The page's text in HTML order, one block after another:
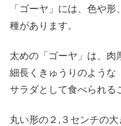
「ゴーヤ」には、色や
種があります。
太めの「ゴーヤ」は、肉
細長くきゅうりのような
サラダとして食べられる
丸い形の２,３センチの